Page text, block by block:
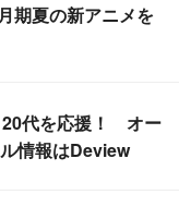
期夏の新アニメを
20代を応援！ オー
情報はDeview